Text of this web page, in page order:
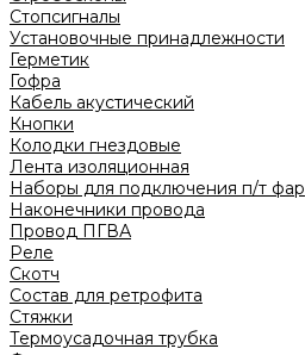
Стопсигналы
Установочные принадлежности
Герметик
Гофра
Кабель акустический
Кнопки
Колодки гнездовые
Лента изоляционная
Наборы для подключения п/т фар
Наконечники провода
Провод ПГВА
Реле
Скотч
Состав для ретрофита
Стяжки
Термоусадочная трубка